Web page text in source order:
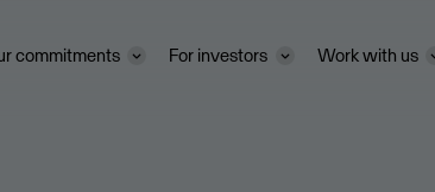
commitments For investors Work with us